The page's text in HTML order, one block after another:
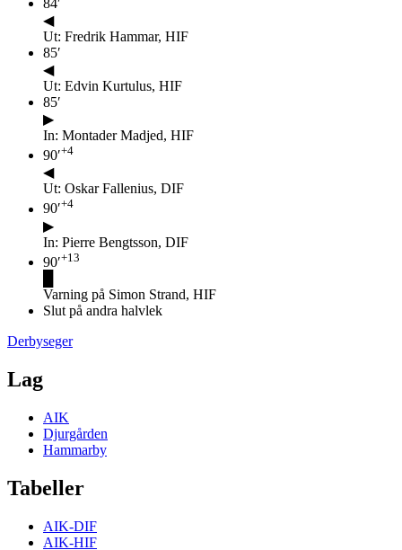
84′
◀
Ut: Fredrik Hammar, HIF
85′
◀
Ut: Edvin Kurtulus, HIF
85′
▶
In: Montader Madjed, HIF
90′+4
◀
Ut: Oskar Fallenius, DIF
90′+4
▶
In: Pierre Bengtsson, DIF
90′+13
Varning på Simon Strand, HIF
Slut på andra halvlek
Derbyseger
Lag
AIK
Djurgården
Hammarby
Tabeller
AIK-DIF
AIK-HIF